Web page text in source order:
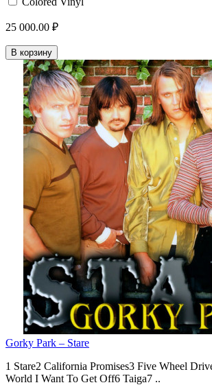
25 000.00 ₽
В корзину
Gorky Park – Stare
1 Stare2 California Promises3 Five Wheel
World I Want To Get Off6 Taiga7 ..